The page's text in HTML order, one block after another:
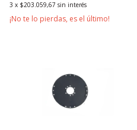
3 x $203.059,67 sin interés
¡No te lo pierdas, es el último!